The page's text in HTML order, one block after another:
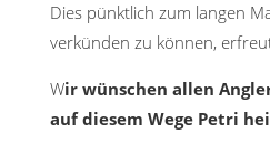
Dies pünktlich zum langen
verkünden zu können,
Wir wünschen allen
auf diesem Wege Petri